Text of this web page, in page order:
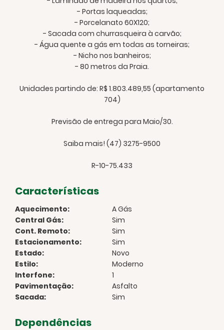
- Portas laqueadas;
- Porcelanato 60X120;
- Sacada com churrasqueira à carvão;
- Água quente a gás em todas as torneiras;
- Nicho nos banheiros;
- 80 metros da Praia.
Unidades partindo de: R$ 1.803.489,55 (apartamento
704)
Previsão de entrega para Maio/30.
Saiba mais! (47) 3275-9500
R-10-75.433
Características
Aquecimento:
A Gás
Central Gás:
Sim
Cont. Remoto:
Sim
Estacionamento:
Sim
Estado:
Novo
Estilo:
Moderno
Interfone:
1
Pavimentação:
Asfalto
Sacada:
Sim
Dependências